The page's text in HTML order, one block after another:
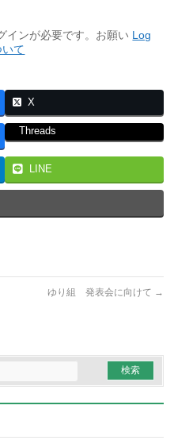
インが必要です。お願い Log
て
X
Threads
LINE
ゆり組 発表会に向けて →